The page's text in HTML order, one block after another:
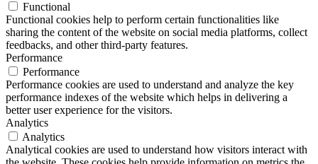
Functional
Functional cookies help to perform certain functionalities like
sharing the content of the website on social media platforms, collect
feedbacks, and other third-party features.
Performance
Performance
Performance cookies are used to understand and analyze the key
performance indexes of the website which helps in delivering a
better user experience for the visitors.
Analytics
Analytics
Analytical cookies are used to understand how visitors interact with